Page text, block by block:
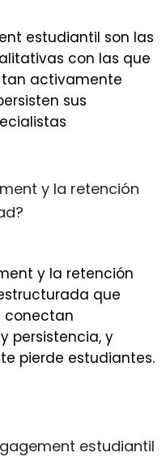
estudiantil son las
con las que
activamente
sus
y la retención
y la retención
que
conectan
persistencia, y
pierde estudiantes.
estudiantil